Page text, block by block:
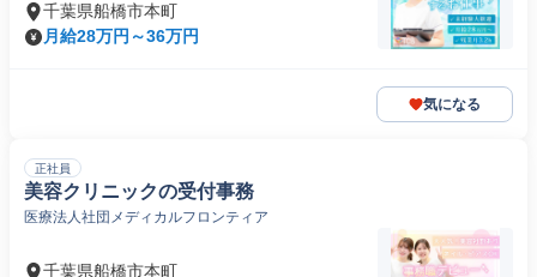
千葉県船橋市本町
月給28万円～36万円
気になる
正社員
美容クリニックの受付事務
医療法人社団メディカルフロンティア
千葉県船橋市本町